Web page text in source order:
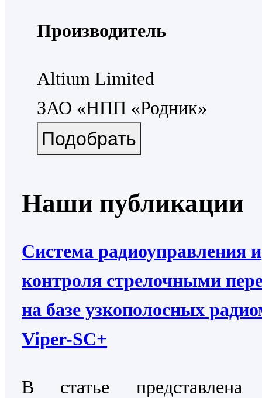
Производитель
Altium Limited
ЗАО «НПП «Родник»
Наши публикации
Система радиоуправления и
контроля стрелочными
на базе узкополосных
Viper-SC+
В статье представлена